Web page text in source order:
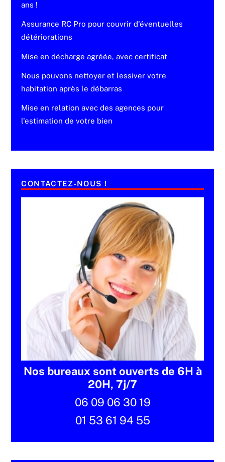
ans !
Assurance RC Pro pour couvrir d'éventuelles
détériorations
Mise en décharge agréée, avec certificat
Nous pouvons nettoyer et lessiver votre
habitation après le débarras
Mise en relation avec des agences pour
l'estimation de votre bien
CONTACTEZ-NOUS !
Nos bureaux sont ouverts de 6H à
20H, 7j/7
06 09 06 30 19
01 53 61 94 55